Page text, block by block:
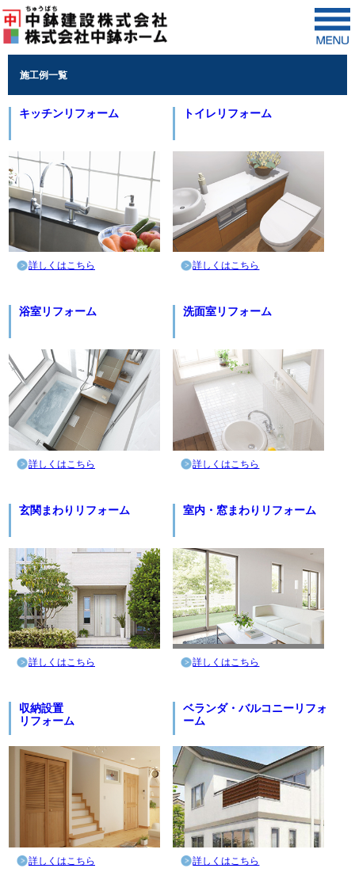
施工例一覧
キッチンリフォーム
詳しくはこちら
トイレリフォーム
詳しくはこちら
浴室リフォーム
詳しくはこちら
洗面室リフォーム
詳しくはこちら
玄関まわりリフォーム
詳しくはこちら
室内・窓まわりリフォーム
詳しくはこちら
収納設置
リフォーム
詳しくはこちら
ベランダ・バルコニーリフォ
ーム
詳しくはこちら